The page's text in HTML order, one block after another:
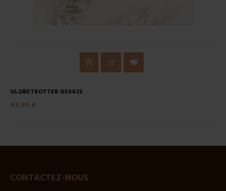
GLOBETROTTER G56425
43,90 €
CONTACTEZ-NOUS